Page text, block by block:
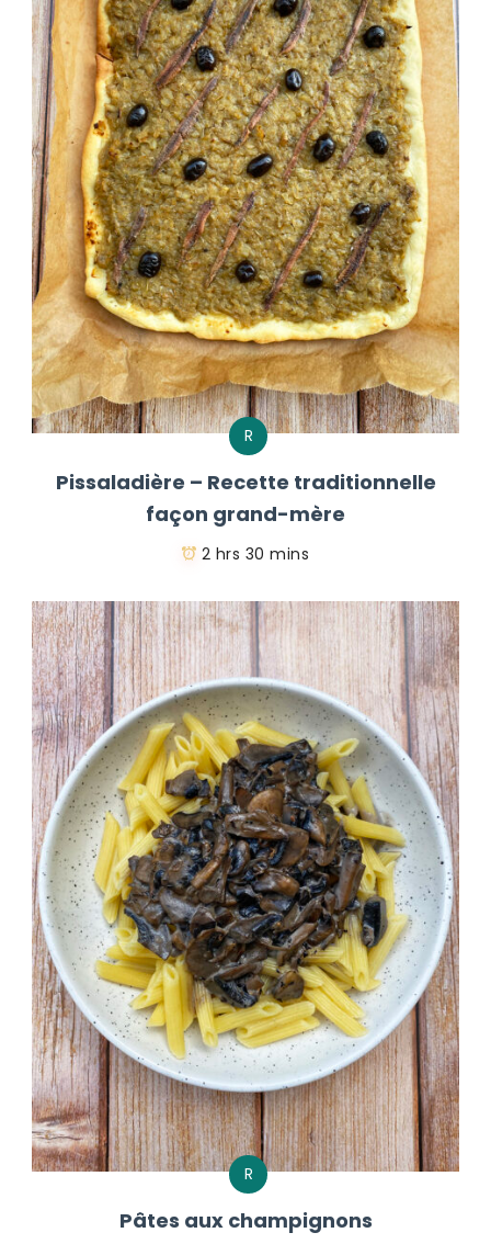
R
Pissaladière – Recette traditionnelle
façon grand-mère
2 hrs 30 mins
R
Pâtes aux champignons